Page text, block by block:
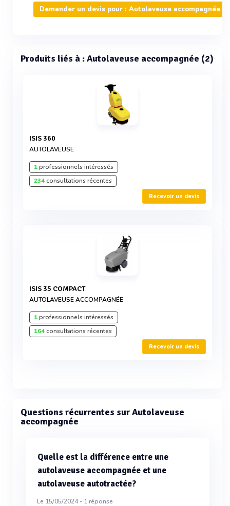
Demander un devis pour : Autolaveuse accompagnée
Produits liés à : Autolaveuse accompagnée (2)
ISIS 360
AUTOLAVEUSE
1professionnels intéressés
234consultations récentes
Recevoir un devis
ISIS 35 COMPACT
AUTOLAVEUSE ACCOMPAGNÉE
1professionnels intéressés
164consultations récentes
Recevoir un devis
Questions récurrentes sur Autolaveuse
accompagnée
Quelle est la différence entre une
autolaveuse accompagnée et une
autolaveuse autotractée?
Le 15/05/2024 - 1réponse